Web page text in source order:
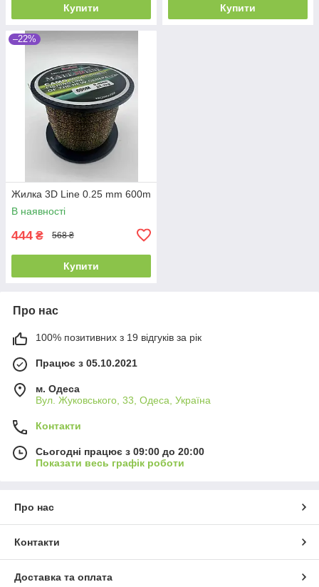
Купити Купити
–22%
Жилка 3D Line 0.25 mm 600m
В наявності
444 ₴ 568 ₴
Купити
Про нас
100% позитивних з 19 відгуків за рік
Працює з 05.10.2021
м. Одеса
Вул. Жуковського, 33, Одеса, Україна
Контакти
Сьогодні працює з 09:00 до 20:00
Показати весь графік роботи
Про нас
Контакти
Доставка та оплата